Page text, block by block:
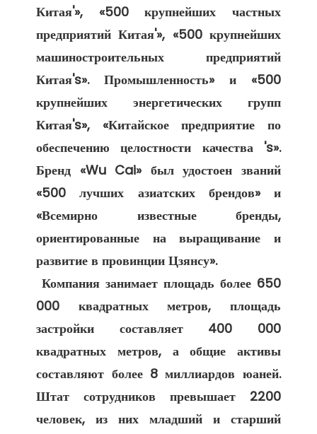
Китая'», «500 крупнейших частных
предприятий Китая'», «500 крупнейших
машиностроительных предприятий
Китая's». Промышленность» и «500
крупнейших энергетических групп
Китая's», «Китайское предприятие по
обеспечению целостности качества 's».
Бренд «Wu Cai» был удостоен званий
«500 лучших азиатских брендов» и
«Всемирно известные бренды,
ориентированные на выращивание и
развитие в провинции Цзянсу».
Компания занимает площадь более 650
000 квадратных метров, площадь
застройки составляет 400 000
квадратных метров, а общие активы
составляют более 8 миллиардов юаней.
Штат сотрудников превышает 2200
человек, из них младший и старший